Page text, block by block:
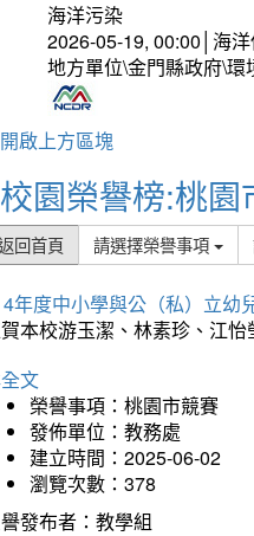
海洋污染
2026-05-19, 00:00│海
地方單位\金門縣政府\
開啟上方區塊
校園榮譽榜:桃
回首頁 請選擇榮譽事項
年度中小學與公（私）立幼
本校游玉潔、林素珍、江
文
榮譽事項：桃園市競賽
發佈單位：教務處
建立時間：2025-06-02
瀏覽次數：378
發布者：教學組